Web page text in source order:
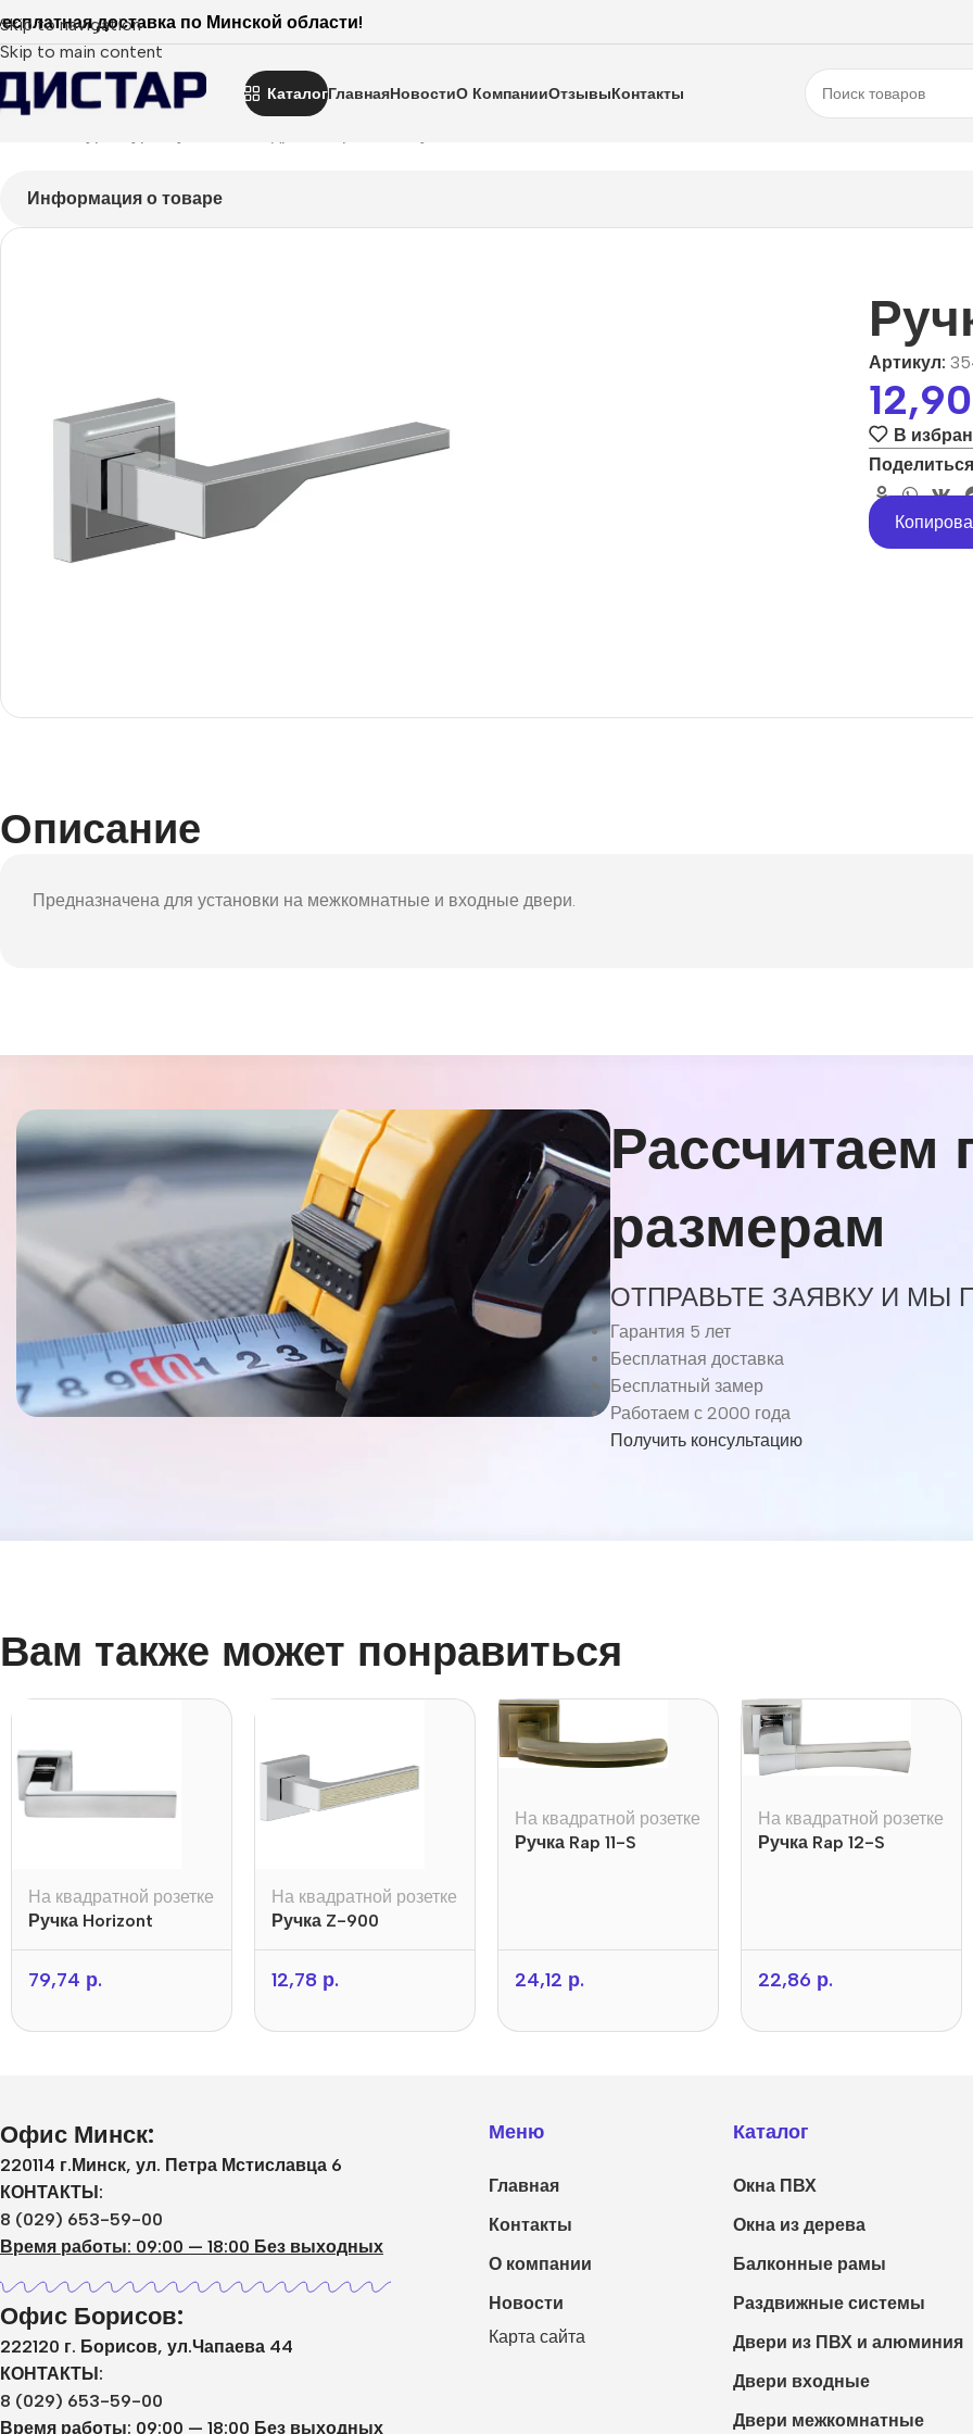
Skip to navigation
Skip to main content
доставка по Минской области!
КаталогГлавнаяНовостиО КомпанииОтзывыКонтакты
Информация о товаре
Артикул:
12,90
В
Описание
Предназначена для установки на межкомнатные и входные двери.
размерам
ОТПРАВЬТЕ ЗАЯВКУ И МЫ
Гарантия 5 лет
Бесплатная доставка
Бесплатный замер
Работаем с 2000 года
Получить консультацию
Вам также может понравиться
На квадратной розетке
Ручка Horizont
79,74 р.
На квадратной розетке
Ручка Z-900
12,78 р.
На квадратной розетке
Ручка Rap 11-S
24,12 р.
На квадратной розетке
Ручка Rap 12-S
22,86 р.
Офис Минск:
220114 г.Минск, ул. Петра Мстиславца 6
КОНТАКТЫ:
8 (029) 653-59-00
Время работы: 09:00 — 18:00 Без выходных
Офис Борисов:
222120 г. Борисов, ул.Чапаева 44
КОНТАКТЫ:
8 (029) 653-59-00
Время работы: 09:00 — 18:00 Без выходных
Меню
Главная
Контакты
О компании
Новости
Карта сайта
Каталог
Окна ПВХ
Окна из дерева
Балконные рамы
Раздвижные системы
Двери из ПВХ и алюминия
Двери входные
Двери межкомнатные